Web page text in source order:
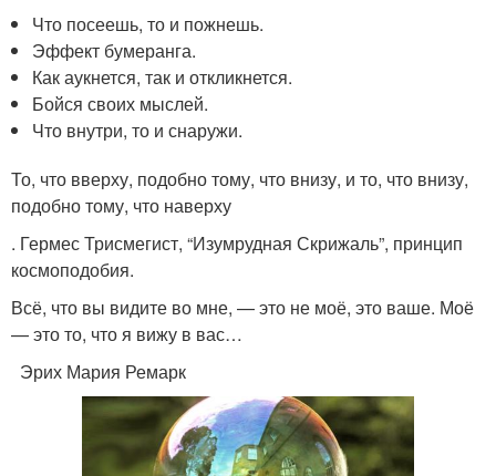
Что посеешь, то и пожнешь.
Эффект бумеранга.
Как аукнется, так и откликнется.
Бойся своих мыслей.
Что внутри, то и снаружи.
То, что вверху, подобно тому, что внизу, и то, что внизу,
подобно тому, что наверху
. Гермес Трисмегист, “Изумрудная Скрижаль”, принцип
космоподобия.
Всё, что вы видите во мне, — это не моё, это ваше. Моё
— это то, что я вижу в вас…
Эрих Мария Ремарк